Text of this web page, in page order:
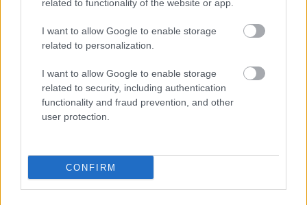
related to functionality of the website or app.
I want to allow Google to enable storage
related to personalization.
I want to allow Google to enable storage
related to security, including authentication
functionality and fraud prevention, and other
user protection.
CONFIRM